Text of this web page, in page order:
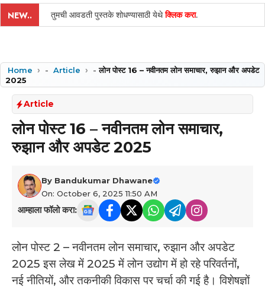
NEW.. तुमची आवडती पुस्तके शोधण्यासाठी येथेक्लिक करा.
Home - Article -लोन पोस्ट 16 – नवीनतम लोन समाचार, रुझान और अपडेट
2025
Article
लोन पोस्ट 16 – नवीनतम लोन समाचार,
रुझान और अपडेट 2025
By Bandukumar Dhawane
On: October 6, 2025 11:50 AM
आम्हाला फॉलो करा:
लोन पोस्ट 2 – नवीनतम लोन समाचार, रुझान और अपडेट
2025 इस लेख में 2025 में लोन उद्योग में हो रहे परिवर्तनों,
नई नीतियों, और तकनीकी विकास पर चर्चा की गई है। विशेषज्ञों